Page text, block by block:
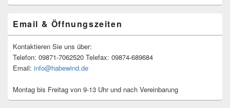
Email & Öffnungszeiten
Kontaktieren Sie uns über:
Telefon: 09871-7062520 Telefax: 09874-689684
Email: info@habewind.de
Montag bis Freitag von 9-13 Uhr und nach Vereinbarung